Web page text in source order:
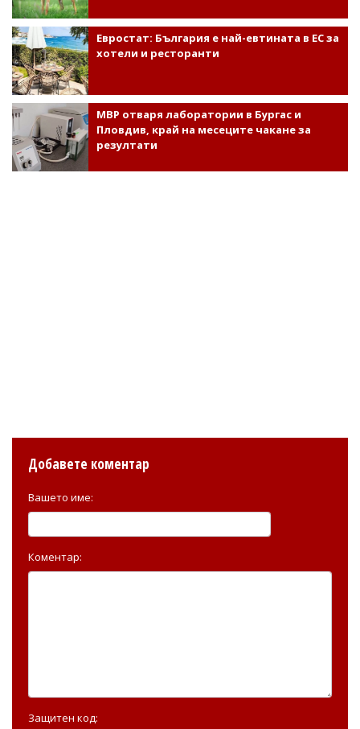
Евростат: България е най-евтината в ЕС за
хотели и ресторанти
МВР отваря лаборатории в Бургас и
Пловдив, край на месеците чакане за
резултати
Добавете коментар
Вашето име:
Коментар:
Защитен код: